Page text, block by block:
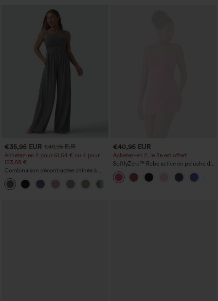
€35,95 EUR €40,95 EUR
Achetez-en 2 pour 61,54 € ou 4 pour
123,08 €.
Combinaison décontractée chinée à
bretelles réglables, fronces et jambes
larges, avec poches — facile comme
tout
+10
€40,95 EUR
Achetez-en 2, le 3e est offert
SoftlyZero™ Robe active en peluche dos
nu — Édition Hyper Facile